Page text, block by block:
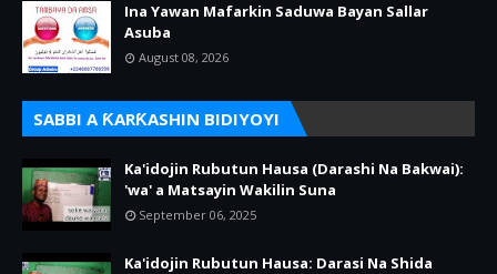
Ina Yawan Mafarkin Saduwa Bayan Sallar
Asuba
August 08, 2026
SABBI A ƘARƘASHIN BIDIYOYI
Ka'idojin Rubutun Hausa (Darashi Na Bakwai):
'wa' a Matsayin Wakilin Suna
September 06, 2025
Ka'idojin Rubutun Hausa: Darasi Na Shida